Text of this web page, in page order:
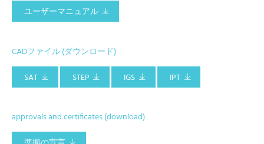
ユーザーマニュアル
CADファイル (ダウンロード)
SAT
STEP IGS IPT
approvals and certificates (download)